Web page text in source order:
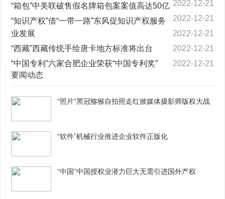
2022-12-21
“箱包”中美联破售假名牌箱包案案值高达50亿
2022-12-21
“知识产权”借“一带一路”东风促知识产权服务
业发展
2022-12-21
“西藏”西藏传统手绘唐卡地方标准将出台
2022-12-21
“中国专利”六家合肥企业荣获“中国专利奖”
2022-12-21
要闻动态
“照片”黑冠猕猴自拍照走红掀媒体摄影师版权大战
“软件”机械行业推进企业软件正版化
“中国”中国授权业潜力巨大无需引进国外产权